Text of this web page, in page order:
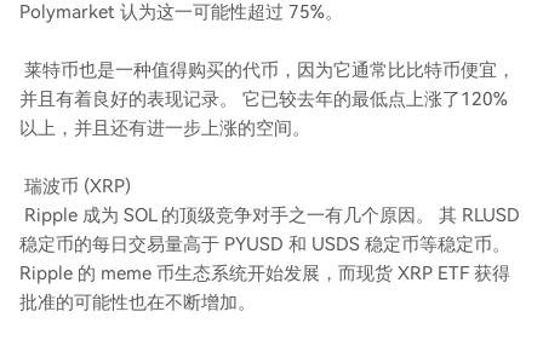
Polymarket 认为这一可能性超过 75%。
莱特币也是一种值得购买的代币，因为它通常比比特币便宜，
并且有着良好的表现记录。 它已较去年的最低点上涨了120%
以上，并且还有进一步上涨的空间。
瑞波币 (XRP)
Ripple 成为 SOL 的顶级竞争对手之一有几个原因。 其 RLUSD
稳定币的每日交易量高于 PYUSD 和 USDS 稳定币等稳定币。
Ripple 的 meme 币生态系统开始发展，而现货 XRP ETF 获得
批准的可能性也在不断增加。